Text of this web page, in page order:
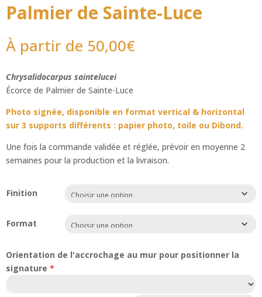
Palmier de Sainte-Luce
À partir de 50,00€
Chrysalidocarpus saintelucei
Écorce de Palmier de Sainte-Luce
Photo signée, disponible en format vertical & horizontal
sur 3 supports différents : papier photo, toile ou Dibond.
Une fois la commande validée et réglée, prévoir en moyenne 2
semaines pour la production et la livraison.
Finition
Format
Orientation de l'accrochage au mur pour positionner la
signature *